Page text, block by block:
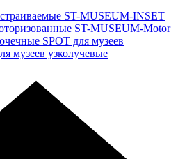
ST-MUSEUM-INSET
ST-MUSEUM-Motor
SPOT для музеев
музеев узколучевые